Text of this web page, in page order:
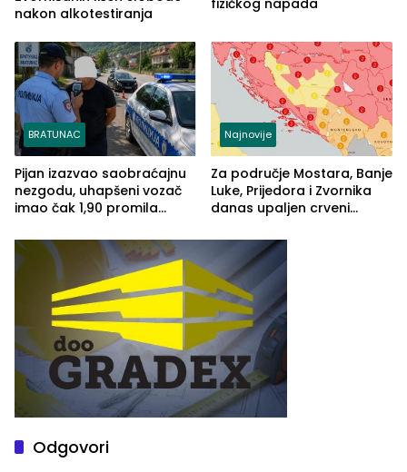
nakon alkotestiranja
BRATUNAC
Pijan izazvao saobraćajnu
nezgodu, uhapšeni vozač
imao čak 1,90 promila
Najnovije
Za područje Mostara, Banje
Luke, Prijedora i Zvornika
danas upaljen crveni
Odgovori